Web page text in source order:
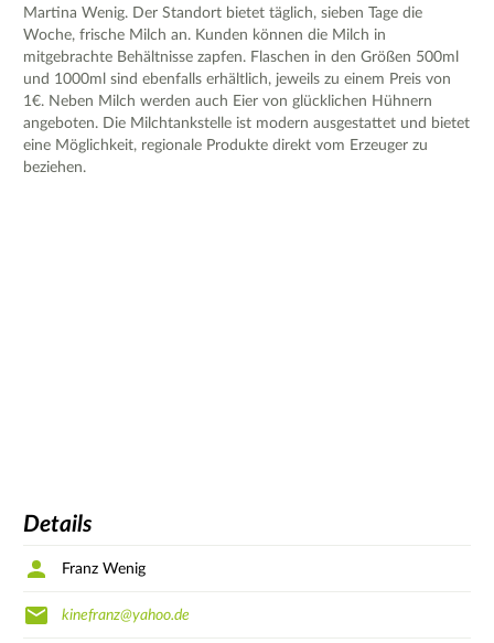
Martina Wenig. Der Standort bietet täglich, sieben Tage die
Woche, frische Milch an. Kunden können die Milch in
mitgebrachte Behältnisse zapfen. Flaschen in den Größen 500ml
und 1000ml sind ebenfalls erhältlich, jeweils zu einem Preis von
1€. Neben Milch werden auch Eier von glücklichen Hühnern
angeboten. Die Milchtankstelle ist modern ausgestattet und bietet
eine Möglichkeit, regionale Produkte direkt vom Erzeuger zu
beziehen.
Details
Franz Wenig
kinefranz@yahoo.de